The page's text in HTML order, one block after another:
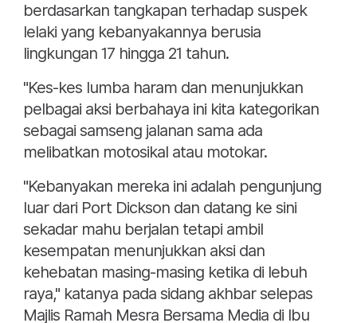
berdasarkan tangkapan terhadap suspek
lelaki yang kebanyakannya berusia
lingkungan 17 hingga 21 tahun.
"Kes-kes lumba haram dan menunjukkan
pelbagai aksi berbahaya ini kita kategorikan
sebagai samseng jalanan sama ada
melibatkan motosikal atau motokar.
"Kebanyakan mereka ini adalah pengunjung
luar dari Port Dickson dan datang ke sini
sekadar mahu berjalan tetapi ambil
kesempatan menunjukkan aksi dan
kehebatan masing-masing ketika di lebuh
raya," katanya pada sidang akhbar selepas
Majlis Ramah Mesra Bersama Media di Ibu